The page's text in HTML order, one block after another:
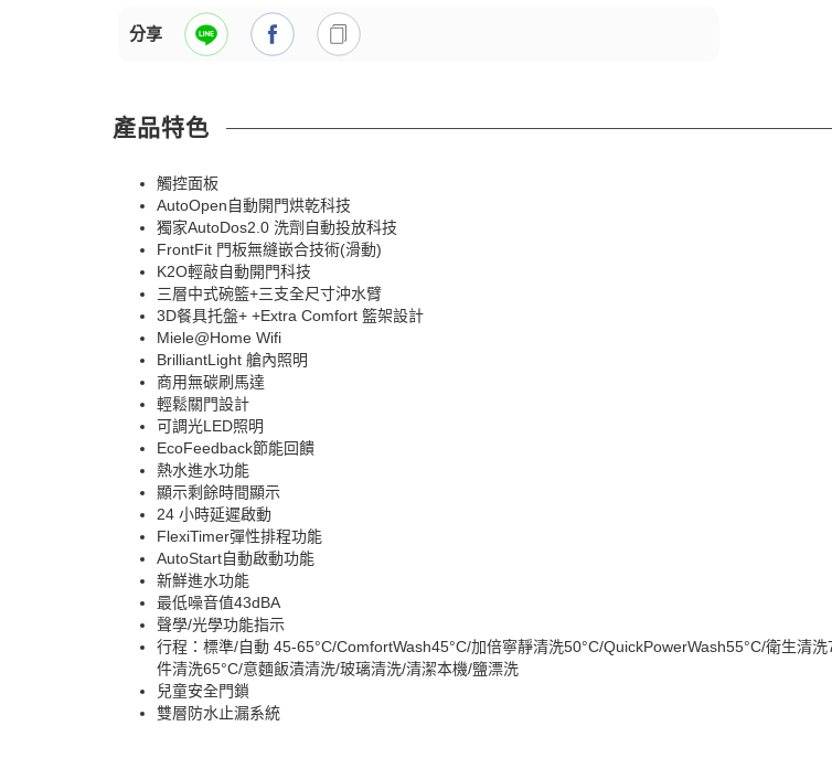
分享
產品特色
觸控面板
AutoOpen自動開門烘乾科技
獨家AutoDos2.0 洗劑自動投放科技
FrontFit 門板無縫嵌合技術(滑動)
K2O輕敲自動開門科技
三層中式碗籃+三支全尺寸沖水臂
3D餐具托盤+ +Extra Comfort 籃架設計
Miele@Home Wifi
BrilliantLight 艙內照明
商用無碳刷馬達
輕鬆關門設計
可調光LED照明
EcoFeedback節能回饋
熱水進水功能
顯示剩餘時間顯示
24 小時延遲啟動
FlexiTimer彈性排程功能
AutoStart自動啟動功能
新鮮進水功能
最低噪音值43dBA
聲學/光學功能指示
行程：標準/自動 45-65°C/ComfortWash45°C/加倍寧靜清洗50°C/QuickPowerWash55°C/衛生清
件清洗65°C/意麵飯漬清洗/玻璃清洗/清潔本機/鹽漂洗
兒童安全門鎖
雙層防水止漏系統